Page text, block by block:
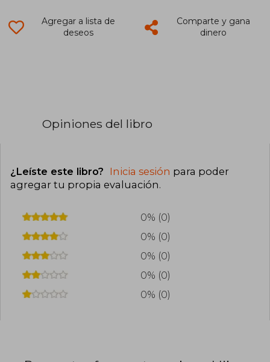
Agregar a lista de
deseos
Comparte y gana
dinero
Opiniones del libro
¿Leíste este libro? Inicia sesión para poder
agregar tu propia evaluación.
0% (0)
0% (0)
0% (0)
0% (0)
0% (0)